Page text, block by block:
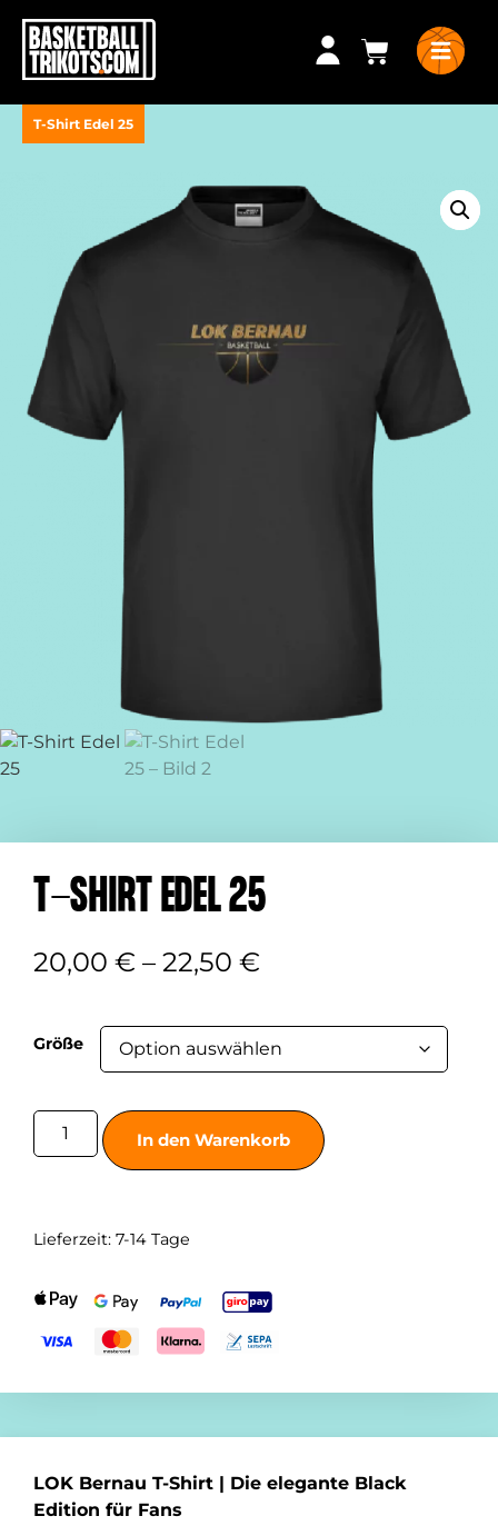
T-Shirt Edel 25
T-SHIRT EDEL 25
20,00 € – 22,50 €
Größe
In den Warenkorb
Lieferzeit: 7-14 Tage
LOK Bernau T-Shirt | Die elegante Black
Edition für Fans